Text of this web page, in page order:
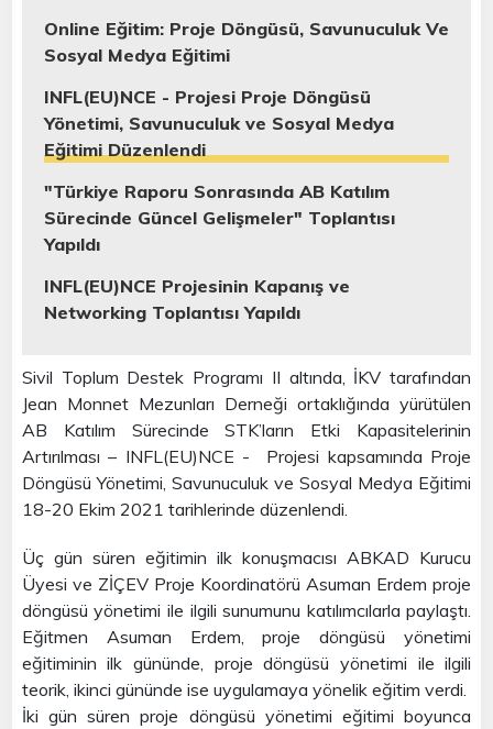
Online Eğitim: Proje Döngüsü, Savunuculuk Ve
Sosyal Medya Eğitimi
INFL(EU)NCE - Projesi Proje Döngüsü
Yönetimi, Savunuculuk ve Sosyal Medya
Eğitimi Düzenlendi
"Türkiye Raporu Sonrasında AB Katılım
Sürecinde Güncel Gelişmeler" Toplantısı
Yapıldı
INFL(EU)NCE Projesinin Kapanış ve
Networking Toplantısı Yapıldı
Sivil Toplum Destek Programı II altında, İKV tarafından
Jean Monnet Mezunları Derneği ortaklığında yürütülen
AB Katılım Sürecinde STK’ların Etki Kapasitelerinin
Artırılması – INFL(EU)NCE - Projesi kapsamında Proje
Döngüsü Yönetimi, Savunuculuk ve Sosyal Medya Eğitimi
18-20 Ekim 2021 tarihlerinde düzenlendi.
Üç gün süren eğitimin ilk konuşmacısı ABKAD Kurucu
Üyesi ve ZİÇEV Proje Koordinatörü Asuman Erdem proje
döngüsü yönetimi ile ilgili sunumunu katılımcılarla paylaştı.
Eğitmen Asuman Erdem, proje döngüsü yönetimi
eğitiminin ilk gününde, proje döngüsü yönetimi ile ilgili
teorik, ikinci gününde ise uygulamaya yönelik eğitim verdi.
İki gün süren proje döngüsü yönetimi eğitimi boyunca